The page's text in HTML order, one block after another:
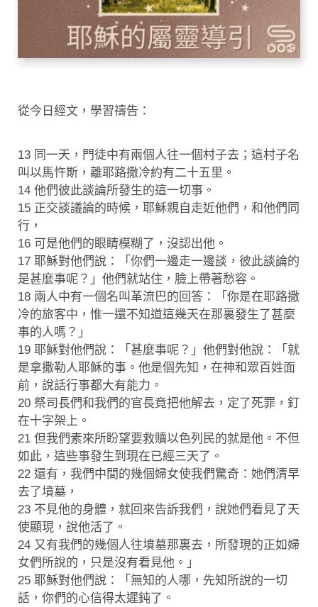
從今日經文，學習禱告：
13 同一天，門徒中有兩個人往一個村子去；這村子名
叫以馬忤斯，離耶路撒冷約有二十五里。
14 他們彼此談論所發生的這一切事。
15 正交談議論的時候，耶穌親自走近他們，和他們同
行，
16 可是他們的眼睛模糊了，沒認出他。
17 耶穌對他們說：「你們一邊走一邊談，彼此談論的
是甚麼事呢？」他們就站住，臉上帶著愁容。
18 兩人中有一個名叫革流巴的回答：「你是在耶路撒
冷的旅客中，惟一還不知道這幾天在那裏發生了甚麼
事的人嗎？」
19 耶穌對他們說：「甚麼事呢？」他們對他說：「就
是拿撒勒人耶穌的事。他是個先知，在神和眾百姓面
前，說話行事都大有能力。
20 祭司長們和我們的官長竟把他解去，定了死罪，釘
在十字架上。
21 但我們素來所盼望要救贖以色列民的就是他。不但
如此，這些事發生到現在已經三天了。
22 還有，我們中間的幾個婦女使我們驚奇：她們清早
去了墳墓，
23 不見他的身體，就回來告訴我們，說她們看見了天
使顯現，說他活了。
24 又有我們的幾個人往墳墓那裏去，所發現的正如婦
女們所說的，只是沒有看見他。」
25 耶穌對他們說：「無知的人哪，先知所說的一切
話，你們的心信得太遲鈍了。